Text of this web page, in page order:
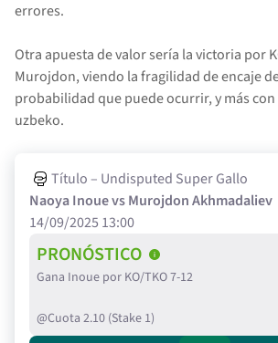
errores.
Otra apuesta de valor sería la victoria por
Murojdon, viendo la fragilidad de encaje
probabilidad que puede ocurrir, y más
uzbeko.
Título – Undisputed Super Gallo
Naoya Inoue vs Murojdon Akhmadaliev
14/09/2025 13:00
PRONÓSTICO
Gana Inoue por KO/TKO 7-12
@Cuota 2.10 (Stake 1)